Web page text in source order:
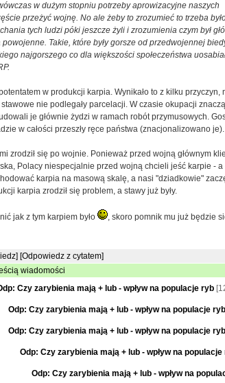
w dużym stopniu potrzeby aprowizacyjne naszych
przeżyć wojnę. No ale żeby to zrozumieć to trzeba
tych ludzi póki jeszcze żyli i zrozumienia czym był
Takie, które były gorsze od przedwojennej
najgorszego co dla większości społeczeństwa
w produkcji karpia. Wynikało to z kilku przyczyn,
nie podlegały parcelacji. W czasie okupacji
je głównie żydzi w ramach robót przymusowych.
w całości przeszły ręce państwa (znacjonalizowano je).
zrodził się po wojnie. Ponieważ przed wojną głównym
Polacy niespecjalnie przed wojną chcieli jeść karpie - a
karpia na masową skalę, a nasi "dziadkowie"
karpia zrodził się problem, a stawy już były.
jak z tym karpiem było , skoro pomnik mu już będzie
[Odpowiedz z cytatem]
wiadomości
Czy zarybienia mają + lub - wpływ na populacje ryb
Odp: Czy zarybienia mają + lub - wpływ na populacje ryb
Odp: Czy zarybienia mają + lub - wpływ na populacje ryb
Odp: Czy zarybienia mają + lub - wpływ na populacje
Odp: Czy zarybienia mają + lub - wpływ na